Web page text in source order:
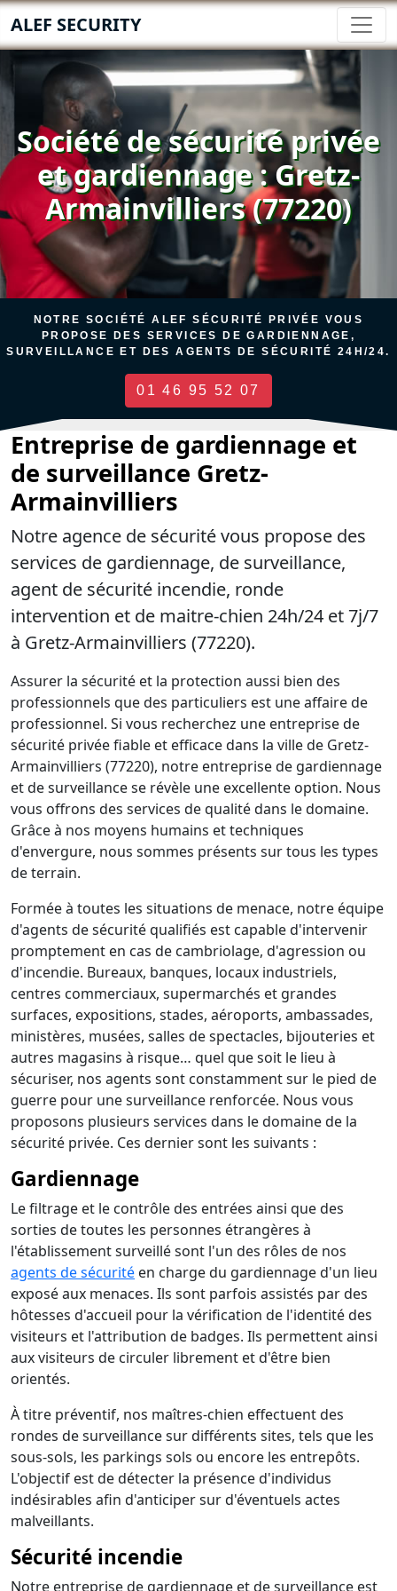
ALEF SECURITY
Société de sécurité privée
et gardiennage : Gretz-
Armainvilliers (77220)
NOTRE SOCIÉTÉ ALEF SÉCURITÉ PRIVÉE VOUS
PROPOSE DES SERVICES DE GARDIENNAGE,
SURVEILLANCE ET DES AGENTS DE SÉCURITÉ 24H/24.
01 46 95 52 07
Entreprise de gardiennage et
de surveillance Gretz-
Armainvilliers
Notre agence de sécurité vous propose des
services de gardiennage, de surveillance,
agent de sécurité incendie, ronde
intervention et de maitre-chien 24h/24 et 7j/7
à Gretz-Armainvilliers (77220).
Assurer la sécurité et la protection aussi bien des
professionnels que des particuliers est une affaire de
professionnel. Si vous recherchez une entreprise de
sécurité privée fiable et efficace dans la ville de Gretz-
Armainvilliers (77220), notre entreprise de gardiennage
et de surveillance se révèle une excellente option. Nous
vous offrons des services de qualité dans le domaine.
Grâce à nos moyens humains et techniques
d'envergure, nous sommes présents sur tous les types
de terrain.
Formée à toutes les situations de menace, notre équipe
d'agents de sécurité qualifiés est capable d'intervenir
promptement en cas de cambriolage, d'agression ou
d'incendie. Bureaux, banques, locaux industriels,
centres commerciaux, supermarchés et grandes
surfaces, expositions, stades, aéroports, ambassades,
ministères, musées, salles de spectacles, bijouteries et
autres magasins à risque… quel que soit le lieu à
sécuriser, nos agents sont constamment sur le pied de
guerre pour une surveillance renforcée. Nous vous
proposons plusieurs services dans le domaine de la
sécurité privée. Ces dernier sont les suivants :
Gardiennage
Le filtrage et le contrôle des entrées ainsi que des
sorties de toutes les personnes étrangères à
l'établissement surveillé sont l'un des rôles de nos
agents de sécurité en charge du gardiennage d'un lieu
exposé aux menaces. Ils sont parfois assistés par des
hôtesses d'accueil pour la vérification de l'identité des
visiteurs et l'attribution de badges. Ils permettent ainsi
aux visiteurs de circuler librement et d'être bien
orientés.
À titre préventif, nos maîtres-chien effectuent des
rondes de surveillance sur différents sites, tels que les
sous-sols, les parkings sols ou encore les entrepôts.
L'objectif est de détecter la présence d'individus
indésirables afin d'anticiper sur d'éventuels actes
malveillants.
Sécurité incendie
Notre entreprise de gardiennage et de surveillance est